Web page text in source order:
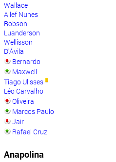
Wallace
Allef Nunes
Robson
Luanderson
Wellisson
D'Ávila
Bernardo
Maxwell
Tiago Ulisses
Léo Carvalho
Oliveira
Marcos Paulo
Jair
Rafael Cruz
Anapolina